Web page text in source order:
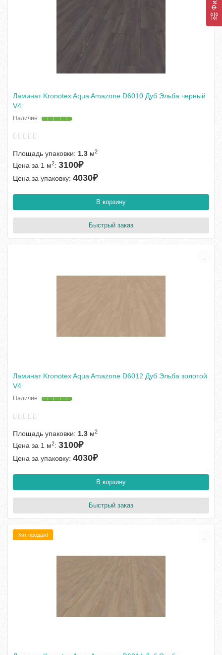
Ламинат Kronotex Aqua Amazone D6010 Дуб Эльба черный
V4
Площадь упаковки: 1.3 м2
Цена за 1 м2: 3100₽
Цена за упаковку: 4030₽
В корзину
Быстрый заказ
Ламинат Kronotex Aqua Amazone D6012 Дуб Эльба золотой
V4
Площадь упаковки: 1.3 м2
Цена за 1 м2: 3100₽
Цена за упаковку: 4030₽
В корзину
Быстрый заказ
Хит продаж!